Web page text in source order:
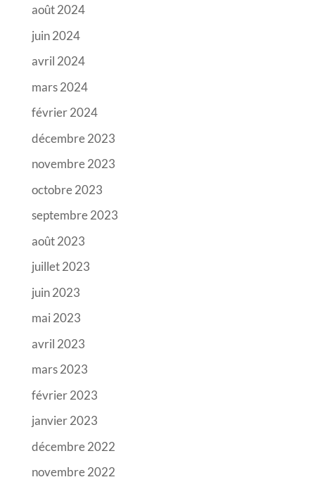
août 2024
juin 2024
avril 2024
mars 2024
février 2024
décembre 2023
novembre 2023
octobre 2023
septembre 2023
août 2023
juillet 2023
juin 2023
mai 2023
avril 2023
mars 2023
février 2023
janvier 2023
décembre 2022
novembre 2022